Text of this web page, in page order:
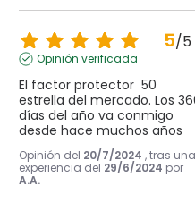
5/5
Opinión verificada
El factor protector  50
estrella del mercado. Los
días del año va conmigo
desde hace muchos años
Opinión del 20/7/2024 , tras una
experiencia del 29/6/2024 por
A.A.